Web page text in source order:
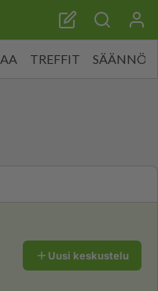
TREFFIT SÄÄNNÖT
Uusi keskustelu